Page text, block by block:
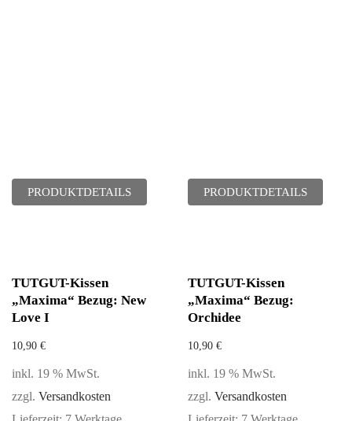
PRODUKTDETAILS PRODUKTDETAILS
TUTGUT-Kissen
„Maxima“ Bezug: New
Love I
10,90 €
inkl. 19 % MwSt.
zzgl. Versandkosten
TUTGUT-Kissen
„Maxima“ Bezug:
Orchidee
10,90 €
inkl. 19 % MwSt.
zzgl. Versandkosten